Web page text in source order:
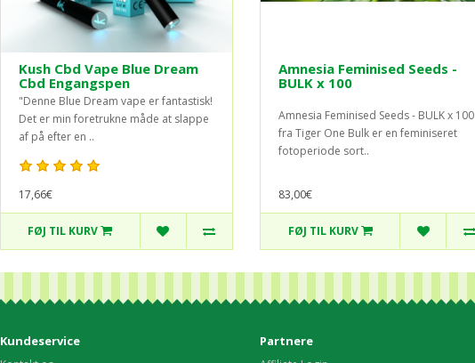
Kush Cbd Vape Blue Dream
Cbd Engangspen
"Denne Blue Dream vape er fantastisk!
Det er min foretrukne måde at slappe
af på efter en ..
17,66€
FØJ TIL KURV
Amnesia Feminised Seeds -
BULK x 100
Amnesia Feminised Seeds - BULK x 100
fra Tiger One Bulk er en feminiseret
fotoperiode sort..
83,00€
FØJ TIL KURV
Kundeservice Partnere